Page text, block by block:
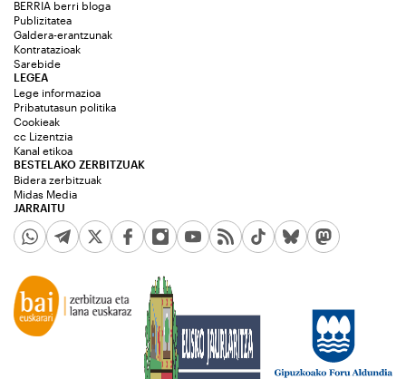
BERRIA berri bloga
Publizitatea
Galdera-erantzunak
Kontratazioak
Sarebide
JARRAITU
LEGEA
Lege informazioa
Pribatutasun politika
Cookieak
cc Lizentzia
Kanal etikoa
BESTELAKO ZERBITZUAK
Bidera zerbitzuak
Midas Media